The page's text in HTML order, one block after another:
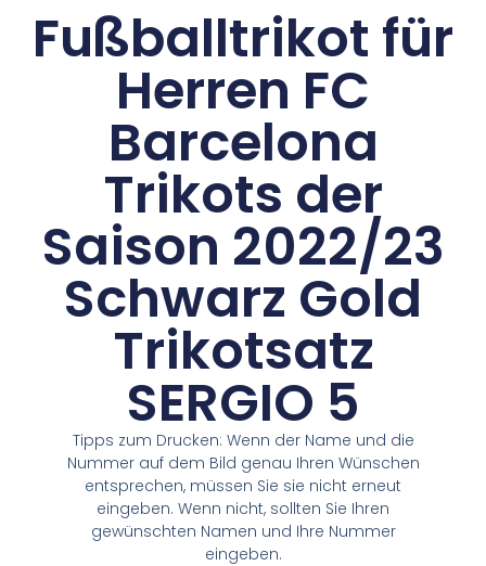
Fußballtrikot für
Herren FC
Barcelona
Trikots der
Saison 2022/23
Schwarz Gold
Trikotsatz
SERGIO 5
Tipps zum Drucken: Wenn der Name und die
Nummer auf dem Bild genau Ihren Wünschen
entsprechen, müssen Sie sie nicht erneut
eingeben. Wenn nicht, sollten Sie Ihren
gewünschten Namen und Ihre Nummer
eingeben.